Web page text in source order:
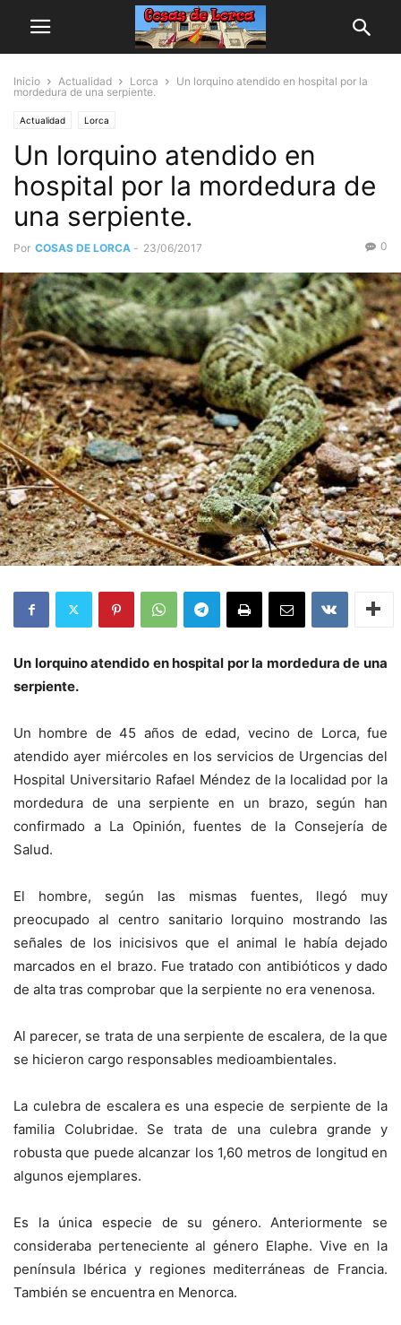
Inicio Actualidad Lorca
Un lorquino atendido en hospital por la
mordedura de una serpiente.
Actualidad Lorca
Un lorquino atendido en
hospital por la mordedura de
una serpiente.
Por COSAS DE LORCA - 23/06/2017 0
Un lorquino atendido en hospital por la mordedura de una
serpiente.
Un hombre de 45 años de edad, vecino de Lorca, fue
atendido ayer miércoles en los servicios de Urgencias del
Hospital Universitario Rafael Méndez de la localidad por la
mordedura de una serpiente en un brazo, según han
confirmado a La Opinión, fuentes de la Consejería de
Salud.
El hombre, según las mismas fuentes, llegó muy
preocupado al centro sanitario lorquino mostrando las
señales de los inicisivos que el animal le había dejado
marcados en el brazo. Fue tratado con antibióticos y dado
de alta tras comprobar que la serpiente no era venenosa.
Al parecer, se trata de una serpiente de escalera, de la que
se hicieron cargo responsables medioambientales.
La culebra de escalera es una especie de serpiente de la
familia Colubridae. Se trata de una culebra grande y
robusta que puede alcanzar los 1,60 metros de longitud en
algunos ejemplares.
Es la única especie de su género. Anteriormente se
consideraba perteneciente al género Elaphe. Vive en la
península Ibérica y regiones mediterráneas de Francia.
También se encuentra en Menorca.